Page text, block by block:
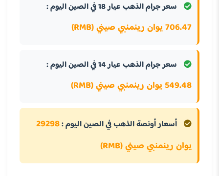
سعر جرام الذهب عيار 18 في الصين اليوم :
706.47 يوان رينمنبي صيني (RMB)
سعر جرام الذهب عيار 14 في الصين اليوم :
549.48 يوان رينمنبي صيني (RMB)
أسعار أونصة الذهب في الصين اليوم :29298
يوان رينمنبي صيني (RMB)